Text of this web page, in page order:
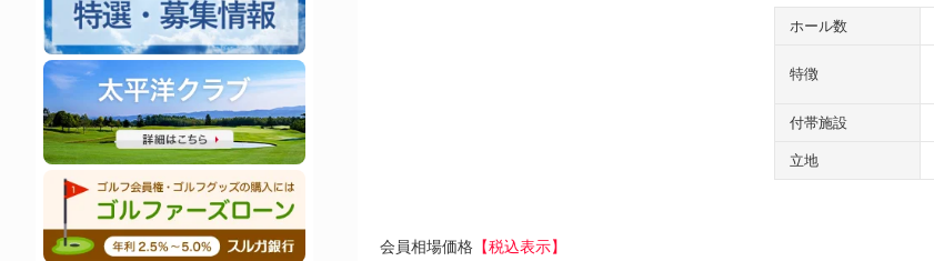
ホール数
特徴
付帯施設
立地
会員相場価格 【税込表示】